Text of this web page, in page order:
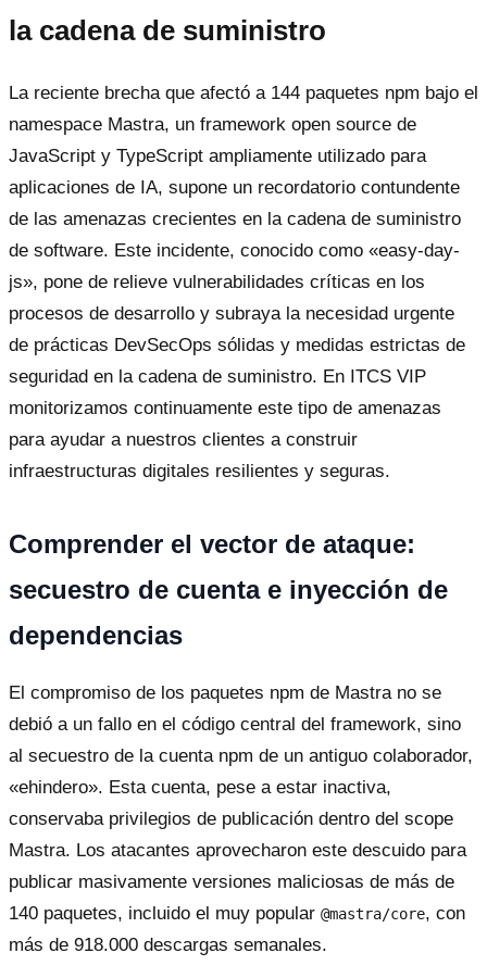
la cadena de suministro
La reciente brecha que afectó a 144 paquetes npm bajo el
namespace Mastra, un framework open source de
JavaScript y TypeScript ampliamente utilizado para
aplicaciones de IA, supone un recordatorio contundente
de las amenazas crecientes en la cadena de suministro
de software. Este incidente, conocido como «easy-day-
js», pone de relieve vulnerabilidades críticas en los
procesos de desarrollo y subraya la necesidad urgente
de prácticas DevSecOps sólidas y medidas estrictas de
seguridad en la cadena de suministro. En ITCS VIP
monitorizamos continuamente este tipo de amenazas
para ayudar a nuestros clientes a construir
infraestructuras digitales resilientes y seguras.
Comprender el vector de ataque:
secuestro de cuenta e inyección de
dependencias
El compromiso de los paquetes npm de Mastra no se
debió a un fallo en el código central del framework, sino
al secuestro de la cuenta npm de un antiguo colaborador,
«ehindero». Esta cuenta, pese a estar inactiva,
conservaba privilegios de publicación dentro del scope
Mastra. Los atacantes aprovecharon este descuido para
publicar masivamente versiones maliciosas de más de
140 paquetes, incluido el muy popular @mastra/core, con
más de 918.000 descargas semanales.